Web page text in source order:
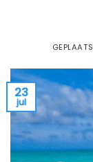
23
jul